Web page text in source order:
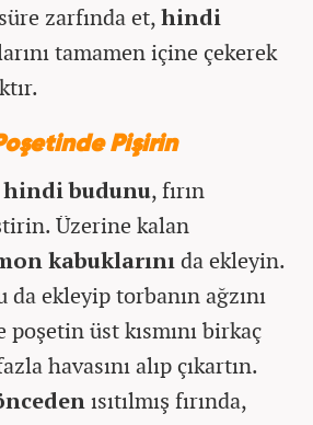
zarfında et,hindi
tamamen içine çekerek
Pişirin
budunu, fırın
Üzerine kalan
kabuklarınıda ekleyin.
da ekleyip torbanın ağzını
poşetin üst kısmını birkaç
havasını alıp çıkartın.
ısıtılmış fırında,